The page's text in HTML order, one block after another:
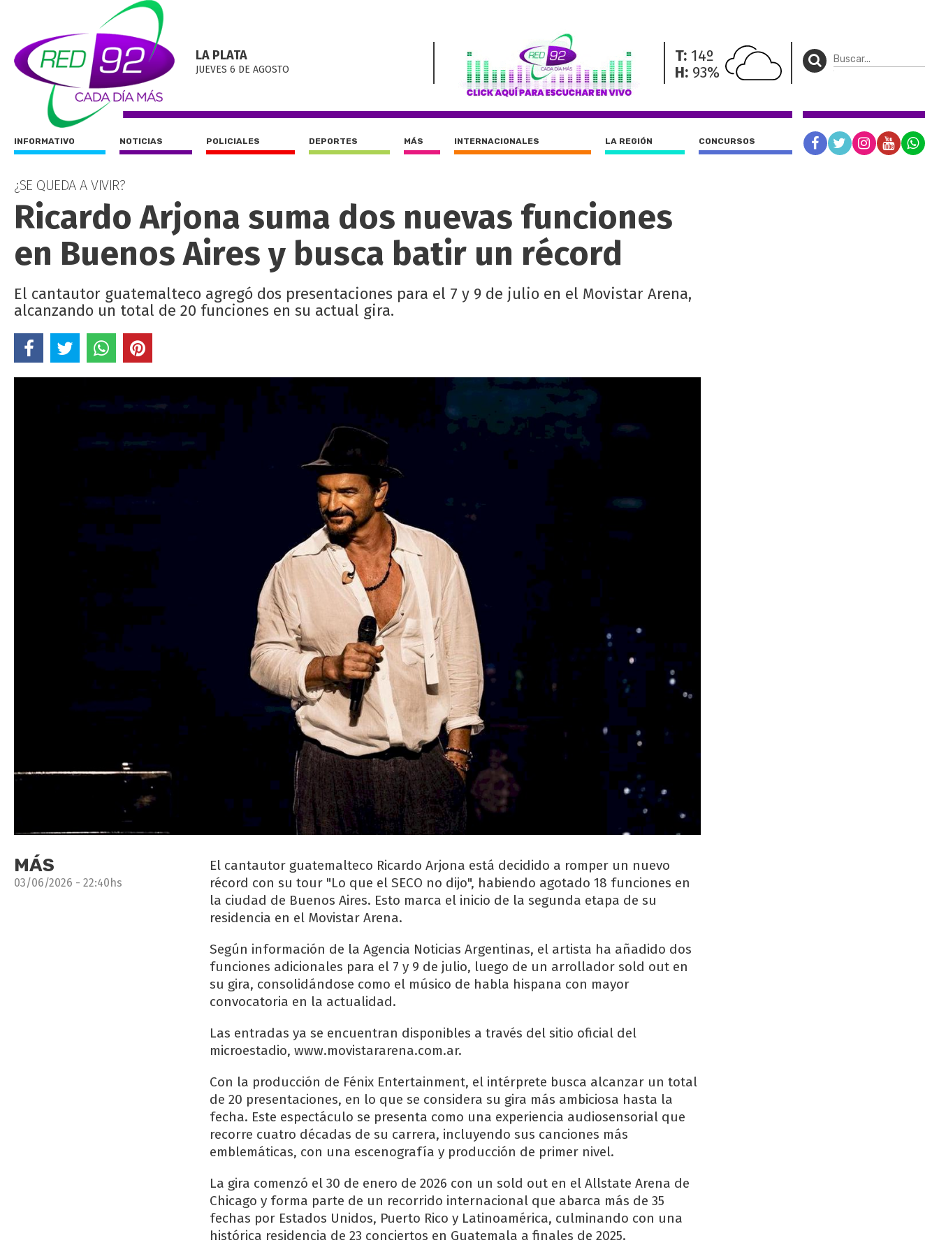
LA PLATA
JUEVES 6 DE AGOSTO
T: 14º
H: 93%
INFORMATIVO NOTICIAS POLICIALES DEPORTES MÁS INTERNACIONALES LA REGIÓN CONCURSOS
¿SE QUEDA A VIVIR?
Ricardo Arjona suma dos nuevas funciones
en Buenos Aires y busca batir un récord
El cantautor guatemalteco agregó dos presentaciones para el 7 y 9 de julio en el Movistar Arena,
alcanzando un total de 20 funciones en su actual gira.
MÁS
03/06/2026 - 22:40hs
El cantautor guatemalteco Ricardo Arjona está decidido a romper un nuevo
récord con su tour "Lo que el SECO no dijo", habiendo agotado 18 funciones en
la ciudad de Buenos Aires. Esto marca el inicio de la segunda etapa de su
residencia en el Movistar Arena.
Según información de la Agencia Noticias Argentinas, el artista ha añadido dos
funciones adicionales para el 7 y 9 de julio, luego de un arrollador sold out en
su gira, consolidándose como el músico de habla hispana con mayor
convocatoria en la actualidad.
Las entradas ya se encuentran disponibles a través del sitio oficial del
microestadio, www.movistararena.com.ar.
Con la producción de Fénix Entertainment, el intérprete busca alcanzar un total
de 20 presentaciones, en lo que se considera su gira más ambiciosa hasta la
fecha. Este espectáculo se presenta como una experiencia audiosensorial que
recorre cuatro décadas de su carrera, incluyendo sus canciones más
emblemáticas, con una escenografía y producción de primer nivel.
La gira comenzó el 30 de enero de 2026 con un sold out en el Allstate Arena de
Chicago y forma parte de un recorrido internacional que abarca más de 35
fechas por Estados Unidos, Puerto Rico y Latinoamérica, culminando con una
histórica residencia de 23 conciertos en Guatemala a finales de 2025.